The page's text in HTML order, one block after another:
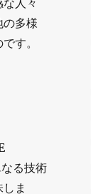
人々
多様
す。
る技術
ま